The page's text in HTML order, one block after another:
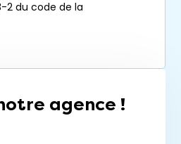
2 du code de la
agence !